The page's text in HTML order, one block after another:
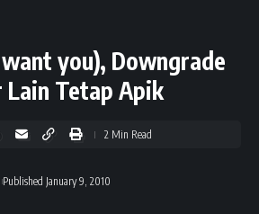
want you), Downgrade
Lain Tetap Apik
Published January 9, 2010
2 Min Read